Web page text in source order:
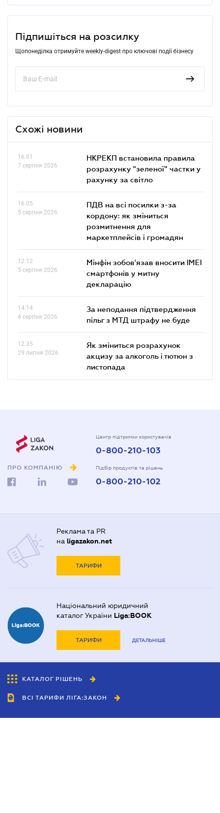
Підпишіться на розсилку
Щопонеділка отримуйте weekly-digest про ключові події бізнесу
Схожі новини
16.01
7 серпня 2026
НКРЕКП встановила правила
розрахунку "зеленої" частки у
рахунку за світло
16.05
5 серпня 2026
ПДВ на всі посилки з-за
кордону: як зміниться
розмитнення для
маркетплейсів і громадян
12.12
5 серпня 2026
Мінфін зобов'язав вносити IMEI
смартфонів у митну
декларацію
14.14
4 серпня 2026
За неподання підтвердження
пільг з МТД штрафу не буде
12.35
29 липня 2026
Як зміниться розрахунок
акцизу за алкоголь і тютюн з
листопада
ПРО КОМПАНІЮ
Центр підтримки користувачів
0-800-210-103
Підбір продуктів та рішень
0-800-210-102
Реклама та PR
на ligazakon.net
ТАРИФИ
Національний юридичний
каталог України Liga:BOOK
ТАРИФИ ДЕТАЛЬНІШЕ
КАТАЛОГ РІШЕНЬ
ВСІ ТАРИФИ ЛІГА:ЗАКОН